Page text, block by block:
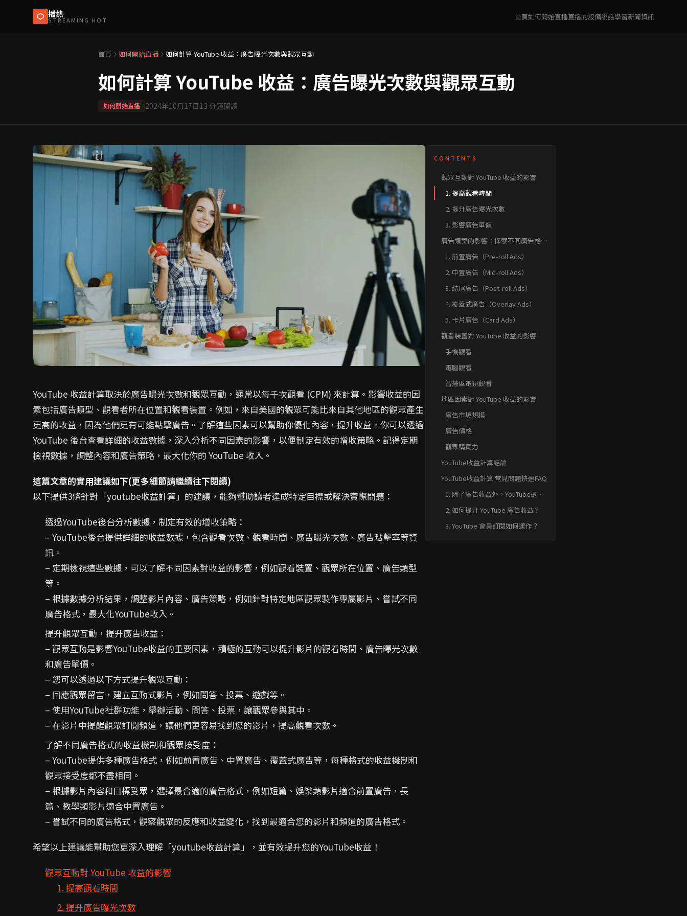
播熱
STREAMING HOT 首頁如何開始直播直播的設備說話學習新聞資訊
首頁 如何開始直播 如何計算 YouTube 收益：廣告曝光次數與觀眾互動
如何計算 YouTube 收益：廣告曝光次數與觀眾互動
如何開始直播 2024年10月17日13 分鐘閱讀
YouTube 收益計算取決於廣告曝光次數和觀眾互動，通常以每千次觀看 (CPM) 來計算。影響收益的因
素包括廣告類型、觀看者所在位置和觀看裝置。例如，來自美國的觀眾可能比來自其他地區的觀眾產生
更高的收益，因為他們更有可能點擊廣告。了解這些因素可以幫助你優化內容，提升收益。你可以透過
YouTube 後台查看詳細的收益數據，深入分析不同因素的影響，以便制定有效的增收策略。記得定期
檢視數據，調整內容和廣告策略，最大化你的 YouTube 收入。
這篇文章的實用建議如下(更多細節請繼續往下閱讀)
以下提供3條針對「youtube收益計算」的建議，能夠幫助讀者達成特定目標或解決實際問題：
透過YouTube後台分析數據，制定有效的增收策略：
– YouTube後台提供詳細的收益數據，包含觀看次數、觀看時間、廣告曝光次數、廣告點擊率等資
訊。
– 定期檢視這些數據，可以了解不同因素對收益的影響，例如觀看裝置、觀眾所在位置、廣告類型
等。
– 根據數據分析結果，調整影片內容、廣告策略，例如針對特定地區觀眾製作專屬影片、嘗試不同
廣告格式，最大化YouTube收入。
提升觀眾互動，提升廣告收益：
– 觀眾互動是影響YouTube收益的重要因素，積極的互動可以提升影片的觀看時間、廣告曝光次數
和廣告單價。
– 您可以透過以下方式提升觀眾互動：
– 回應觀眾留言，建立互動式影片，例如問答、投票、遊戲等。
– 使用YouTube社群功能，舉辦活動、問答、投票，讓觀眾參與其中。
– 在影片中提醒觀眾訂閱頻道，讓他們更容易找到您的影片，提高觀看次數。
了解不同廣告格式的收益機制和觀眾接受度：
– YouTube提供多種廣告格式，例如前置廣告、中置廣告、覆蓋式廣告等，每種格式的收益機制和
觀眾接受度都不盡相同。
– 根據影片內容和目標受眾，選擇最合適的廣告格式，例如短篇、娛樂類影片適合前置廣告，長
篇、教學類影片適合中置廣告。
– 嘗試不同的廣告格式，觀察觀眾的反應和收益變化，找到最適合您的影片和頻道的廣告格式。
希望以上建議能幫助您更深入理解「youtube收益計算」，並有效提升您的YouTube收益！
觀眾互動對 YouTube 收益的影響
1. 提高觀看時間
2. 提升廣告曝光次數
CONTENTS
觀眾互動對 YouTube 收益的影響
1. 提高觀看時間
2. 提升廣告曝光次數
3. 影響廣告單價
廣告類型的影響：探索不同廣告格式
1. 前置廣告（Pre-roll Ads）
2. 中置廣告（Mid-roll Ads）
3. 結尾廣告（Post-roll Ads）
4. 覆蓋式廣告（Overlay Ads）
5. 卡片廣告（Card Ads）
觀看裝置對 YouTube 收益的影響
手機觀看
電腦觀看
智慧型電視觀看
地區因素對 YouTube 收益的影響
廣告市場規模
廣告價格
觀眾購買力
YouTube收益計算結論
YouTube收益計算 常見問題快速FAQ
1. 除了廣告收益外，YouTube還有
2. 如何提升 YouTube 廣告收益？
3. YouTube 會員訂閱如何運作？